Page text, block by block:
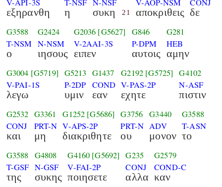
V-API-3S
εξηρανθη
T-NSF
η
N-NSF
συκη 21
V-AOP-NSM
αποκριθεις
CONJ
δε
G3588
T-NSM
ο
G2424
N-NSM
ιησους
G2036 [G5627]
V-2AAI-3S
ειπεν
G846
P-DPM
αυτοις
G281
HEB
αμην
G3004 [G5719]
V-PAI-1S
λεγω
G5213
P-2DP
υμιν
G1437
COND
εαν
G2192 [G5725]
V-PAS-2P
εχητε
G4102
N-ASF
πιστιν
G2532
CONJ
και
G3361
PRT-N
μη
G1252 [G5686]
V-APS-2P
διακριθητε
G3756
PRT-N
ου
G3440
ADV
μονον
G3588
T-ASN
το
G3588
T-GSF
της
G4808
N-GSF
συκης
G4160 [G5692]
V-FAI-2P
ποιησετε
G235
CONJ
αλλα
G2579
COND-C
καν